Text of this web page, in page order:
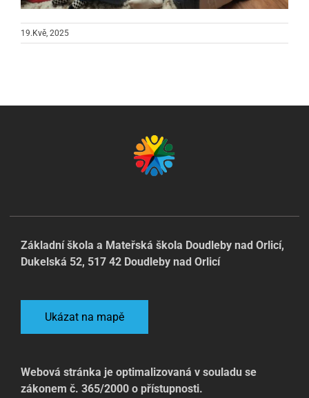
19.Kvě, 2025
Základní škola a Mateřská škola Doudleby nad Orlicí,
Dukelská 52, 517 42 Doudleby nad Orlicí
Ukázat na mapě
Webová stránka je optimalizovaná v souladu se
zákonem č. 365/2000 o přístupnosti.